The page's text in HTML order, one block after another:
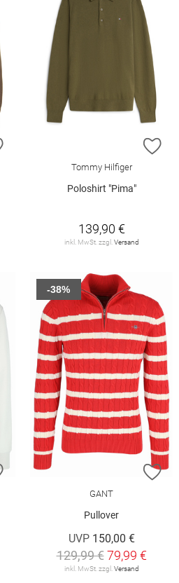
ZUR WUNSCHLISTE HINZUFÜGEN
Tommy Hilfiger
Poloshirt "Pima"
139,90 €
inkl. MwSt. zzgl. Versand
ZUR WUNSCHLISTE HINZUFÜGEN
GANT
Pullover
UVP 150,00 €
129,99 € 79,99 €
inkl. MwSt. zzgl. Versand
-38%